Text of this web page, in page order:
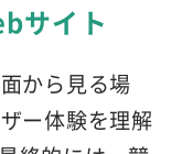
サイト
から見る場
ー体験を理解